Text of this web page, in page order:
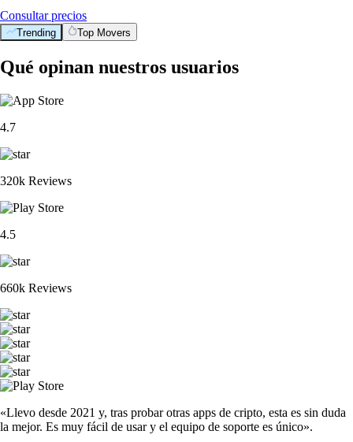
Consultar precios
Trending Top Movers
Qué opinan nuestros usuarios
4.7
320k Reviews
4.5
660k Reviews
«Llevo desde 2021 y, tras probar otras apps de cripto, esta es sin duda
la mejor. Es muy fácil de usar y el equipo de soporte es único».